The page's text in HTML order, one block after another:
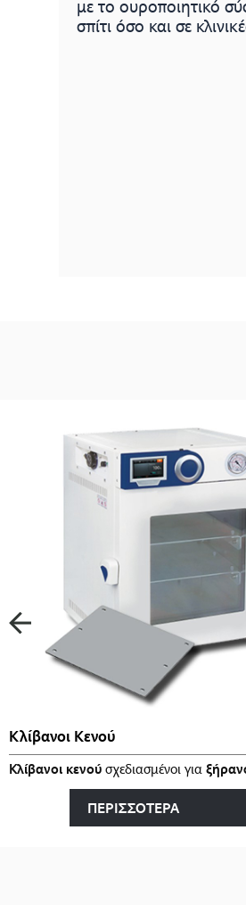
με το ουροποιητικό
σπίτι όσο και σε
στα…
Κλίβανοι Κενού
Κλίβανοι κενούσχεδιασμένοι για
ΠΕΡΙΣΣΟΤΕΡΑ